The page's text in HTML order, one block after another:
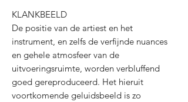
KLANKBEELD
De positie van de artiest en het
instrument, en zelfs de verfijnde nuances
en gehele atmosfeer van de
uitvoeringsruimte, worden verbluffend
goed gereproduceerd. Het hieruit
voortkomende geluidsbeeld is zo